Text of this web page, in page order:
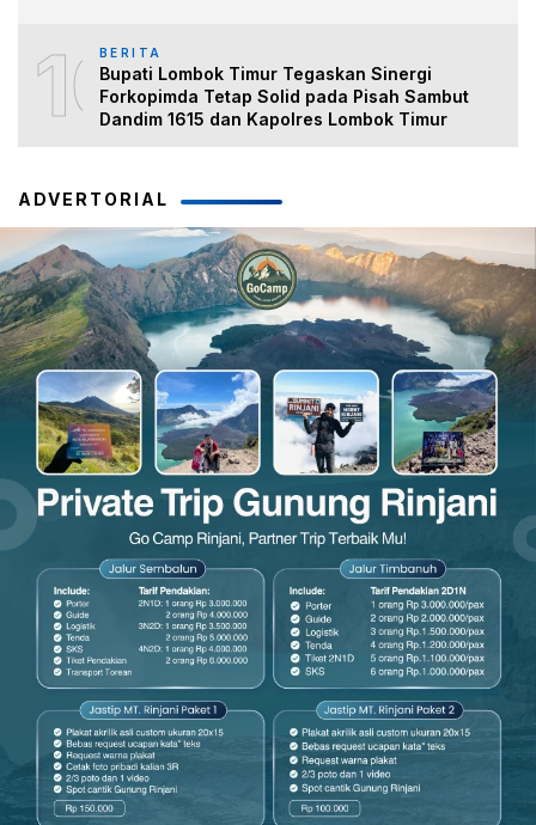
10BERITA
Bupati Lombok Timur Tegaskan Sinergi
Forkopimda Tetap Solid pada Pisah Sambut
Dandim 1615 dan Kapolres Lombok Timur
ADVERTORIAL